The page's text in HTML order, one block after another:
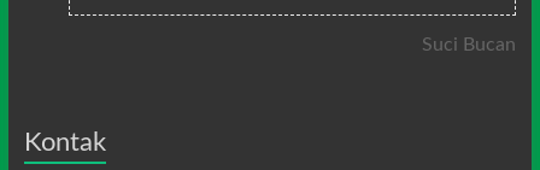
Suci Bucan
Kontak